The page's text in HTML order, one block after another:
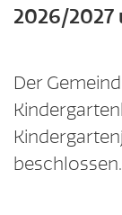
2026/2027
Der
beschlossen.